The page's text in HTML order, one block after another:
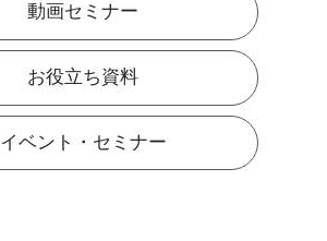
動画セミナー
お役立ち資料
イベント・セミナー